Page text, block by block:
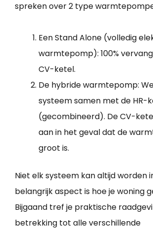
spreken over 2 type
Een Stand Alone (volledig
warmtepomp): 100%
CV-ketel.
De hybride warmtepomp:
systeem samen met de HR-
(gecombineerd). De CV-
aan in het geval dat de
groot is.
Niet elk systeem kan altijd worden
belangrijk aspect is hoe je woning
Bijgaand tref je praktische
betrekking tot alle verschillende